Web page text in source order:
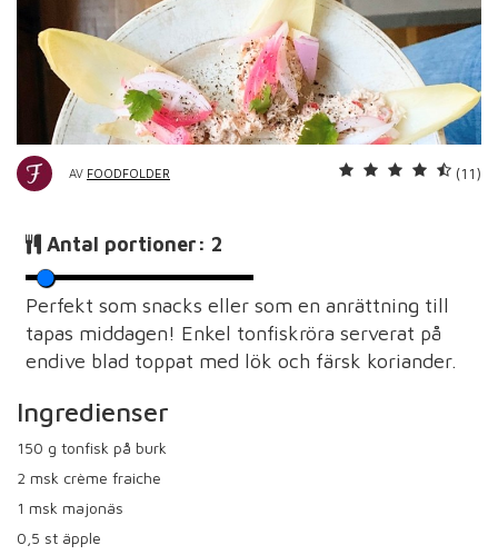
AV FOODFOLDER (11)
Antal portioner: 2
Perfekt som snacks eller som en anrättning till
tapas middagen! Enkel tonfiskröra serverat på
endive blad toppat med lök och färsk koriander.
Ingredienser
150 g tonfisk på burk
2 msk crème fraiche
1 msk majonäs
0,5 st äpple